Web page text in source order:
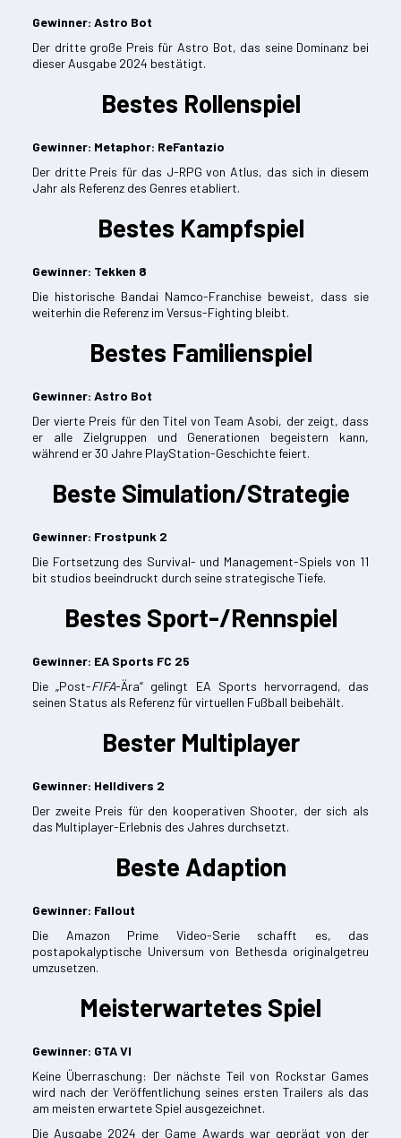
Gewinner: Astro Bot
Der dritte große Preis für Astro Bot, das seine Dominanz bei
dieser Ausgabe 2024 bestätigt.
Bestes Rollenspiel
Gewinner: Metaphor: ReFantazio
Der dritte Preis für das J-RPG von Atlus, das sich in diesem
Jahr als Referenz des Genres etabliert.
Bestes Kampfspiel
Gewinner: Tekken 8
Die historische Bandai Namco-Franchise beweist, dass sie
weiterhin die Referenz im Versus-Fighting bleibt.
Bestes Familienspiel
Gewinner: Astro Bot
Der vierte Preis für den Titel von Team Asobi, der zeigt, dass
er alle Zielgruppen und Generationen begeistern kann,
während er 30 Jahre PlayStation-Geschichte feiert.
Beste Simulation/Strategie
Gewinner: Frostpunk 2
Die Fortsetzung des Survival- und Management-Spiels von 11
bit studios beeindruckt durch seine strategische Tiefe.
Bestes Sport-/Rennspiel
Gewinner: EA Sports FC 25
Die „Post-FIFA-Ära“ gelingt EA Sports hervorragend, das
seinen Status als Referenz für virtuellen Fußball beibehält.
Bester Multiplayer
Gewinner: Helldivers 2
Der zweite Preis für den kooperativen Shooter, der sich als
das Multiplayer-Erlebnis des Jahres durchsetzt.
Beste Adaption
Gewinner: Fallout
Die Amazon Prime Video-Serie schafft es, das
postapokalyptische Universum von Bethesda originalgetreu
umzusetzen.
Meisterwartetes Spiel
Gewinner: GTA VI
Keine Überraschung: Der nächste Teil von Rockstar Games
wird nach der Veröffentlichung seines ersten Trailers als das
am meisten erwartete Spiel ausgezeichnet.
Die Ausgabe 2024 der Game Awards war geprägt von der